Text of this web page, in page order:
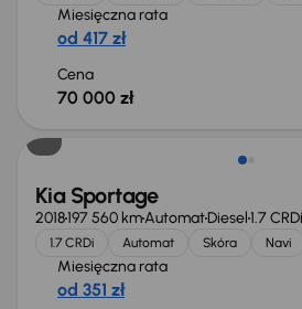
Miesięczna rata
od 417 zł
Cena
70 000 zł
Kia Sportage
2018197 560 kmAutomatDiesel1.7 CRDi
1.7 CRDi Automat Skóra Navi
Miesięczna rata
od 351 zł